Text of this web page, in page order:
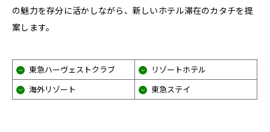
の魅力を存分に活かしながら、新しいホテル滞在のカタチを提
案します。
東急ハーヴェストクラブ
リゾートホテル
海外リゾート
東急ステイ